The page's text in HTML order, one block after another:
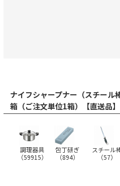
ナイフシャープナー（スチー
箱（ご注文単位1箱）【直送品
調理器具
（59915）
包丁研ぎ
（894）
スチール
（57）